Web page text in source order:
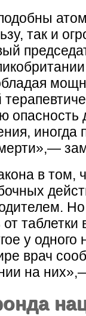
так и
опасность
иногда
в том,
таблетки
у
врач
на